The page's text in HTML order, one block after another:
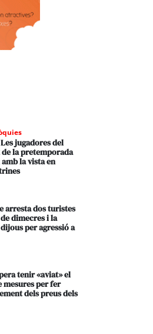
jugadores del
de la pretemporada
la vista en
arresta dos turistes
dimecres i la
per agressió a
tenir «aviat» el
mesures per fer
dels preus dels